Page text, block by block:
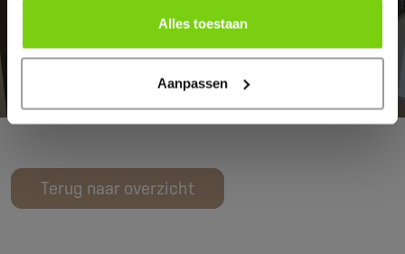
Alles toestaan
Aanpassen
Terug naar overzicht